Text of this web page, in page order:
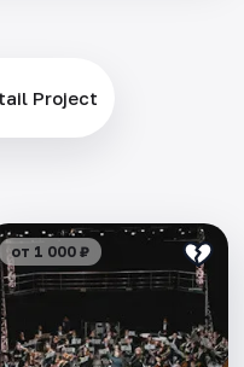
Project
от 1 000 ₽